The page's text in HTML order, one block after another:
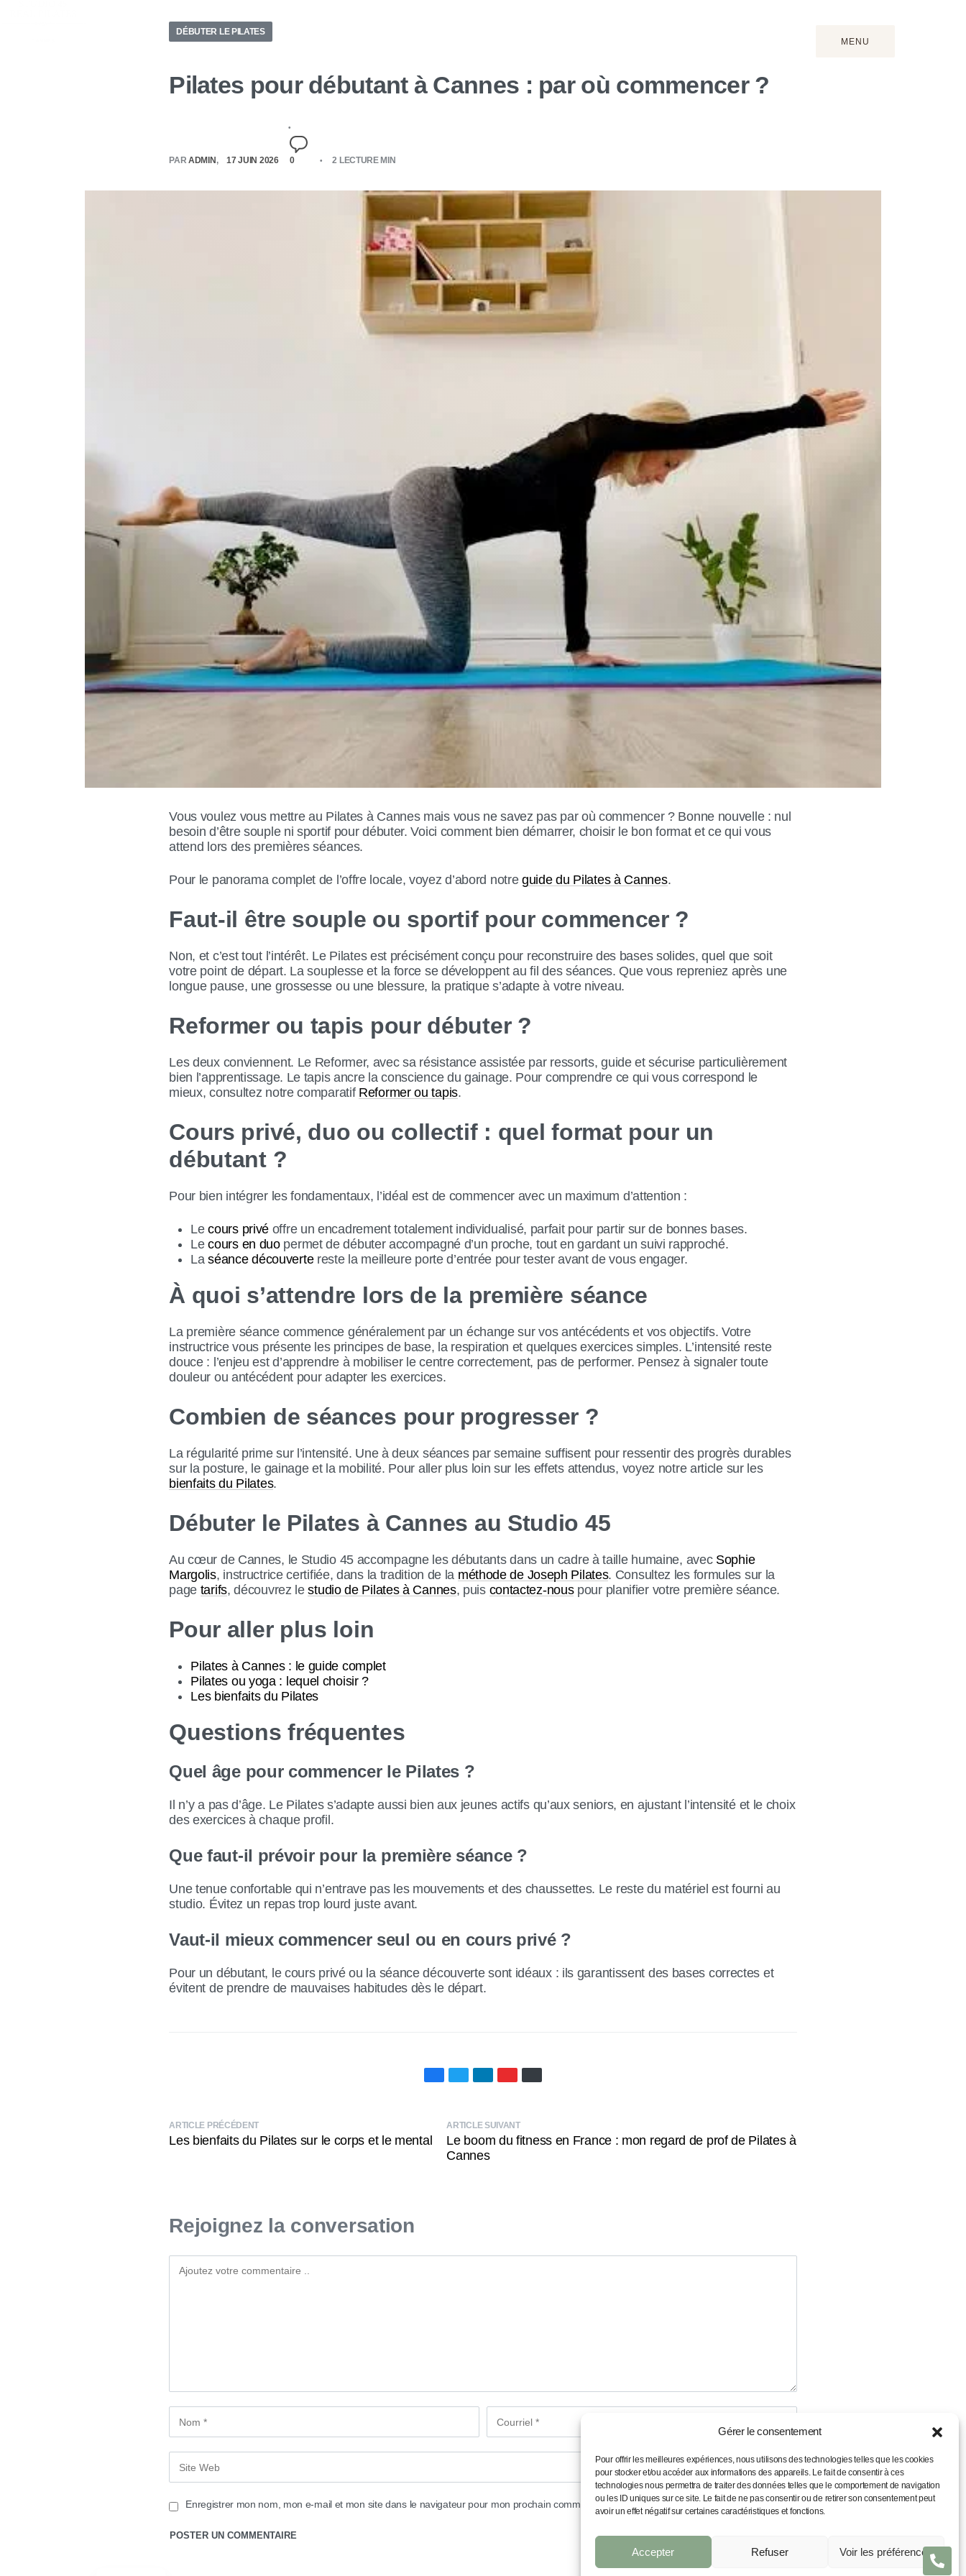
Gérer le consentement
Pour offrir les meilleures expériences, nous utilisons des technologies telles que les cookies
pour stocker et/ou accéder aux informations des appareils. Le fait de consentir à ces
technologies nous permettra de traiter des données telles que le comportement de navigation
ou les ID uniques sur ce site. Le fait de ne pas consentir ou de retirer son consentement peut
avoir un effet négatif sur certaines caractéristiques et fonctions.
Accepter Refuser Voir les préférences
MENU
DÉBUTER LE PILATES
Pilates pour débutant à Cannes : par où commencer ?
PARADMIN 17 JUIN 2026 0 2 LECTURE MIN
Vous voulez vous mettre au Pilates à Cannes mais vous ne savez pas par où commencer ? Bonne nouvelle : nul
besoin d’être souple ni sportif pour débuter. Voici comment bien démarrer, choisir le bon format et ce qui vous
attend lors des premières séances.
Pour le panorama complet de l’offre locale, voyez d’abord notreguide du Pilates à Cannes.
Faut-il être souple ou sportif pour commencer ?
Non, et c’est tout l’intérêt. Le Pilates est précisément conçu pour reconstruire des bases solides, quel que soit
votre point de départ. La souplesse et la force se développent au fil des séances. Que vous repreniez après une
longue pause, une grossesse ou une blessure, la pratique s’adapte à votre niveau.
Reformer ou tapis pour débuter ?
Les deux conviennent. Le Reformer, avec sa résistance assistée par ressorts, guide et sécurise particulièrement
bien l’apprentissage. Le tapis ancre la conscience du gainage. Pour comprendre ce qui vous correspond le
mieux, consultez notre comparatif Reformer ou tapis.
Cours privé, duo ou collectif : quel format pour un
débutant ?
Pour bien intégrer les fondamentaux, l’idéal est de commencer avec un maximum d’attention :
Lecours privé offre un encadrement totalement individualisé, parfait pour partir sur de bonnes bases.
Lecours en duopermet de débuter accompagné d’un proche, tout en gardant un suivi rapproché.
Laséance découvertereste la meilleure porte d’entrée pour tester avant de vous engager.
À quoi s’attendre lors de la première séance
La première séance commence généralement par un échange sur vos antécédents et vos objectifs. Votre
instructrice vous présente les principes de base, la respiration et quelques exercices simples. L’intensité reste
douce : l’enjeu est d’apprendre à mobiliser le centre correctement, pas de performer. Pensez à signaler toute
douleur ou antécédent pour adapter les exercices.
Combien de séances pour progresser ?
La régularité prime sur l’intensité. Une à deux séances par semaine suffisent pour ressentir des progrès durables
sur la posture, le gainage et la mobilité. Pour aller plus loin sur les effets attendus, voyez notre article sur les
bienfaits du Pilates.
Débuter le Pilates à Cannes au Studio 45
Au cœur de Cannes, le Studio 45 accompagne les débutants dans un cadre à taille humaine, avec Sophie
Margolis, instructrice certifiée, dans la tradition de la méthode de Joseph Pilates. Consultez les formules sur la
page tarifs, découvrez lestudio de Pilates à Cannes, puis contactez-nouspour planifier votre première séance.
Pour aller plus loin
Pilates à Cannes : le guide complet
Pilates ou yoga : lequel choisir ?
Les bienfaits du Pilates
Questions fréquentes
Quel âge pour commencer le Pilates ?
Il n’y a pas d’âge. Le Pilates s’adapte aussi bien aux jeunes actifs qu’aux seniors, en ajustant l’intensité et le choix
des exercices à chaque profil.
Que faut-il prévoir pour la première séance ?
Une tenue confortable qui n’entrave pas les mouvements et des chaussettes. Le reste du matériel est fourni au
studio. Évitez un repas trop lourd juste avant.
Vaut-il mieux commencer seul ou en cours privé ?
Pour un débutant, le cours privé ou la séance découverte sont idéaux : ils garantissent des bases correctes et
évitent de prendre de mauvaises habitudes dès le départ.
ARTICLE PRÉCÉDENT
Les bienfaits du Pilates sur le corps et le mental
ARTICLE SUIVANT
Le boom du fitness en France : mon regard de prof de Pilates à
Cannes
Rejoignez la conversation
Enregistrer mon nom, mon e-mail et mon site dans le navigateur pour mon prochain commentaire.
besoin, contactez-nous
45 Rue d’Antibes, 06400 Cannes
INSTRUCTEUR